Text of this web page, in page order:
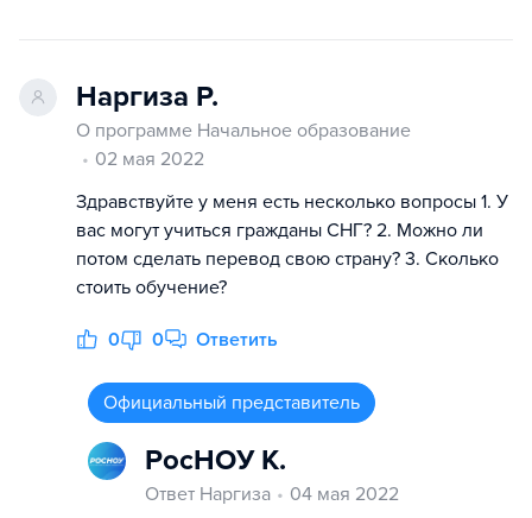
Наргиза Р.
О программе Начальное образование
02 мая 2022
Здравствуйте у меня есть несколько вопросы 1. У
вас могут учиться гражданы СНГ? 2. Можно ли
потом сделать перевод свою страну? 3. Сколько
стоить обучение?
0 0 Ответить
Официальный представитель
РосНОУ К.
Ответ Наргиза
04 мая 2022